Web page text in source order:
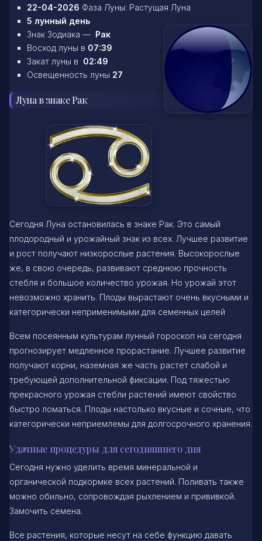
22-04-2026 Фаза Луны: Растущая Луна
5 лунный день
Знак Зодиака — Рак
Восход луны в 07:39
Закат луны в 02:49
Освещенность луны 27
Луна в знаке Рак
Сегодня Луна остановилась в знаке Рак. Это самый
плодородный и урожайный знак из всех. Лучшее развитие
и рост получают низкорослые растения. Высокорослые
же, в свою очередь, развивают среднюю прочность
стебля и большое количество урожая. Но урожай этот
невозможно хранить. Плоды вырастают очень вкусными и
категорически неприменимыми для семенных целей
Всем посеянным культурам лунный гороскоп на сегодня
прогнозирует медленное прорастание. Лучшее развитие
получают корни, наземная же часть растет слабой и
требующей дополнительной фиксации. Под тяжестью
прекрасного урожая стебли растений имеют свойство
быстро ломаться. Плоды настолько вкусные и сочные, что
категорически неприемлемы для долгосрочного хранения.
Удачные процедуры для сегодняшнего дня
Сегодня нужно уделить время минеральной и
органической подкормке всех растений. Поливать также
можно обильно, сопровождая рыхлением и прививкой.
Замочить семена.
Все растения, которые несут на себе функцию давать